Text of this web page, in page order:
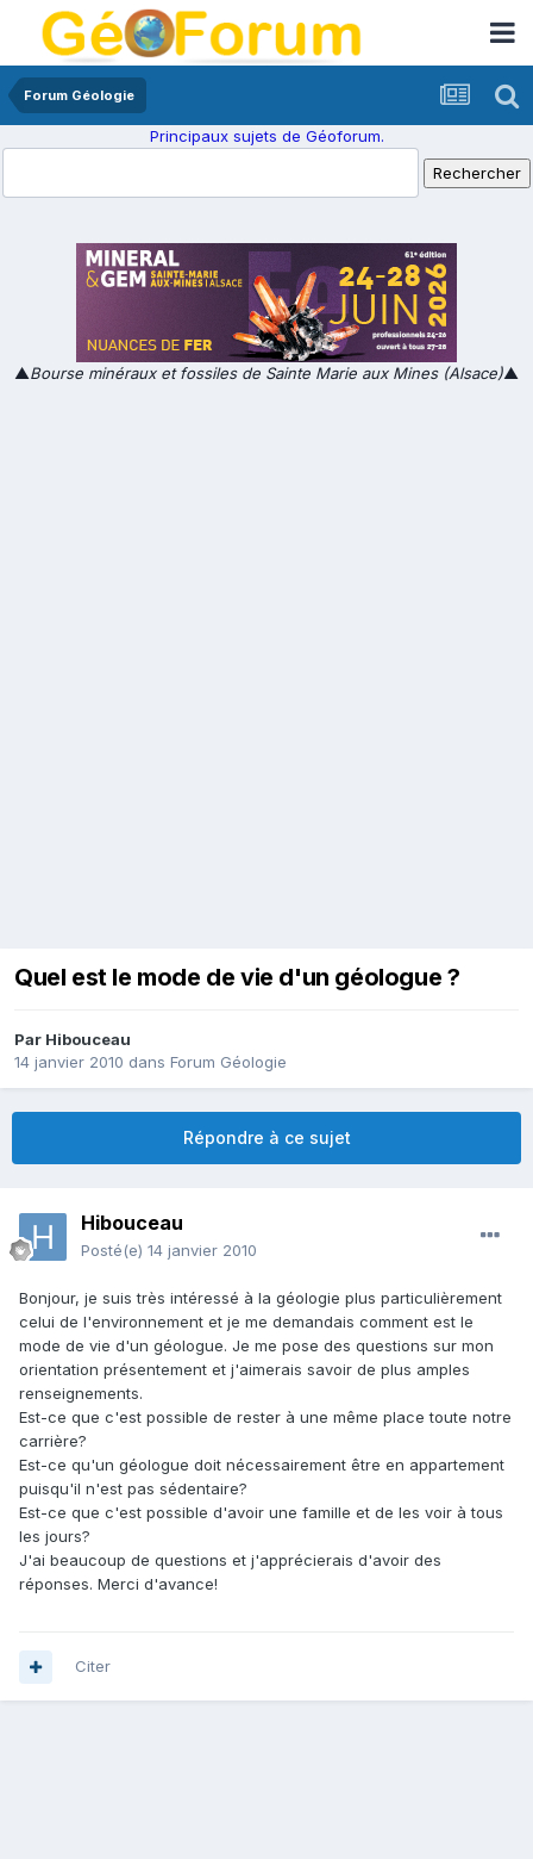
Forum Géologie
Principaux sujets de Géoforum.
▲Bourse minéraux et fossiles de Sainte Marie aux Mines (Alsace)▲
Quel est le mode de vie d'un géologue ?
Par Hibouceau
14 janvier 2010 dans Forum Géologie
Répondre à ce sujet
Hibouceau
Posté(e) 14 janvier 2010
Bonjour, je suis très intéressé à la géologie plus particulièrement
celui de l'environnement et je me demandais comment est le
mode de vie d'un géologue. Je me pose des questions sur mon
orientation présentement et j'aimerais savoir de plus amples
renseignements.
Est-ce que c'est possible de rester à une même place toute notre
carrière?
Est-ce qu'un géologue doit nécessairement être en appartement
puisqu'il n'est pas sédentaire?
Est-ce que c'est possible d'avoir une famille et de les voir à tous
les jours?
J'ai beaucoup de questions et j'apprécierais d'avoir des
réponses. Merci d'avance!
Citer